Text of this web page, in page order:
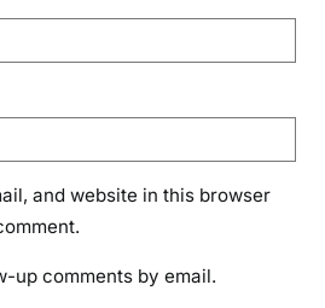
and website in this browser
up comments by email.